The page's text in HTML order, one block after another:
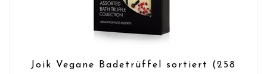
Joik Vegane Badetrüffel sortiert (258